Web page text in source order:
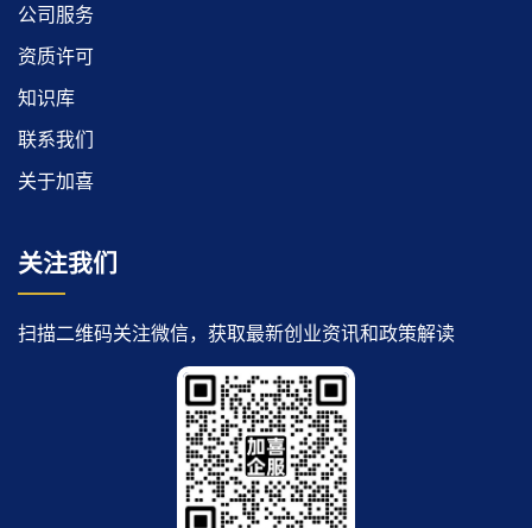
公司服务
资质许可
知识库
联系我们
关于加喜
关注我们
扫描二维码关注微信，获取最新创业资讯和政策解读